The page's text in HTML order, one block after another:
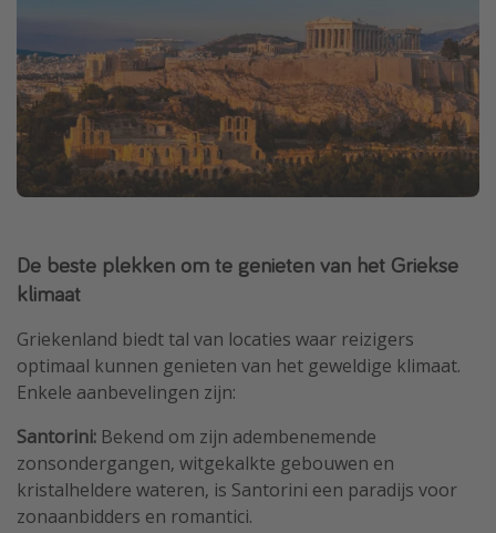
De beste plekken om te genieten van het Griekse
klimaat
Griekenland biedt tal van locaties waar reizigers
optimaal kunnen genieten van het geweldige klimaat.
Enkele aanbevelingen zijn:
Santorini: Bekend om zijn adembenemende
zonsondergangen, witgekalkte gebouwen en
kristalheldere wateren, is Santorini een paradijs voor
zonaanbidders en romantici.